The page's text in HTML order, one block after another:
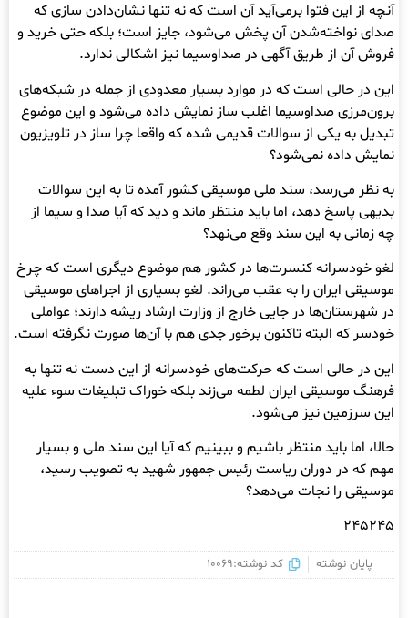
آنچه از این فتوا برمی‌آید آن است که نه تنها نشان‌دادن سازی که
صدای نواخته‌شدن آن پخش می‌شود، جایز است؛ بلکه حتی خرید و
فروش آن از طریق آگهی در صداوسیما نیز اشکالی ندارد.
این در حالی است که در موارد بسیار معدودی از جمله در شبکه‌های
برون‌مرزی صداوسیما اغلب ساز نمایش داده می‌شود و این موضوع
تبدیل به یکی از سوالات قدیمی شده که واقعا چرا ساز در تلویزیون
نمایش داده نمی‌شود؟
به نظر می‌رسد، سند ملی موسیقی کشور آمده تا به این سوالات
بدیهی پاسخ دهد، اما باید منتظر ماند و دید که آیا صدا و سیما از
چه زمانی به این سند وقع می‌نهد؟
لغو خودسرانه کنسرت‌ها در کشور هم موضوع دیگری است که چرخ
موسیقی ایران را به عقب می‌راند. لغو بسیاری از اجراهای موسیقی
در شهرستان‌ها در جایی خارج از وزارت ارشاد ریشه دارند؛ عواملی
خودسر که البته تاکنون برخور جدی هم با آن‌ها صورت نگرفته است.
این در حالی است که حرکت‌های خودسرانه از این دست نه تنها به
فرهنگ موسیقی ایران لطمه می‌زند بلکه خوراک تبلیغات سوء علیه
این سرزمین نیز می‌شود.
حالا، اما باید منتظر باشیم و ببینیم که آیا این سند ملی و بسیار
مهم که در دوران ریاست رئیس جمهور شهید به تصویب رسید،
موسیقی را نجات می‌دهد؟
۲۴۵۲۴۵
پایان نوشته کد نوشته:10069